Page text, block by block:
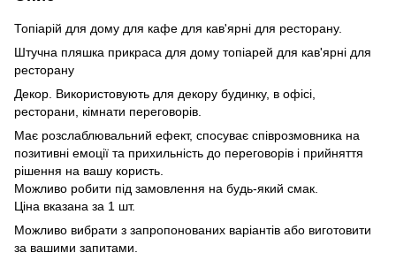
Топіарій для дому для кафе для кав'ярні для ресторану.
Штучна пляшка прикраса для дому топіарей для кав'ярні для
ресторану
Декор. Використовують для декору будинку, в офісі,
ресторани, кімнати переговорів.
Має розслаблювальний ефект, спосуває співрозмовника на
позитивні емоції та прихильність до переговорів і прийняття
рішення на вашу користь.
Можливо робити під замовлення на будь-який смак.
Ціна вказана за 1 шт.
Можливо вибрати з запропонованих варіантів або виготовити
за вашими запитами.